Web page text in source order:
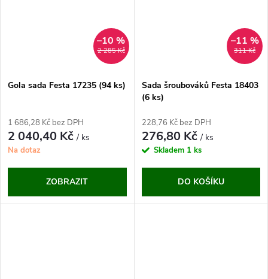
2 285 Kč
–10 %
Gola sada Festa 17235 (94 ks)
1 686,28 Kč bez DPH
2 040,40 Kč/ ks
Na dotaz
ZOBRAZIT
311 Kč
–11 %
Sada šroubováků Festa 18403
(6 ks)
228,76 Kč bez DPH
276,80 Kč/ ks
Skladem 1 ks
DO KOŠÍKU